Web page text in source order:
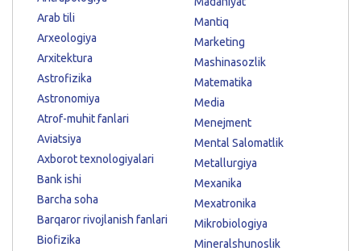
Arab tili
Arxeologiya
Arxitektura
Astrofizika
Astronomiya
Atrof-muhit fanlari
Aviatsiya
Axborot texnologiyalari
Bank ishi
Barcha soha
Barqaror rivojlanish fanlari
Biofizika
Mantiq
Marketing
Mashinasozlik
Matematika
Media
Menejment
Mental Salomatlik
Metallurgiya
Mexanika
Mexatronika
Mikrobiologiya
Mineralshunoslik